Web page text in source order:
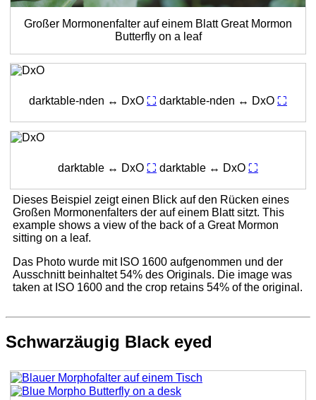
Großer Mormonenfalter auf einem BlattGreat Mormon
Butterfly on a leaf
darktable-nden ↔ DxO ⛶ darktable-nden ↔ DxO ⛶
darktable ↔ DxO ⛶ darktable ↔ DxO ⛶
Dieses Beispiel zeigt einen Blick auf den Rücken eines
Großen Mormonenfalters der auf einem Blatt sitzt. This
example shows a view of the back of a Great Mormon
sitting on a leaf.
Das Photo wurde mit ISO 1600 aufgenommen und der
Ausschnitt beinhaltet 54% des Originals. Die image was
taken at ISO 1600 and the crop retains 54% of the original.
Schwarzäugig Black eyed